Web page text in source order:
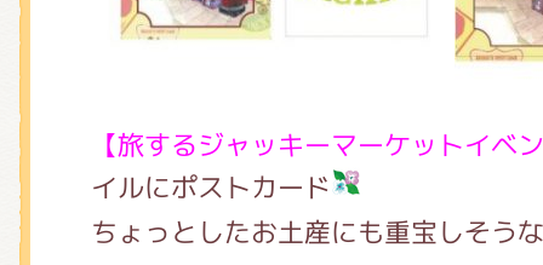
【旅するジャッキーマーケットイベ
イルにポストカード
ちょっとしたお土産にも重宝しそうな